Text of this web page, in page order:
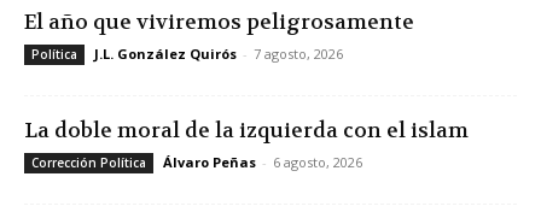
El año que viviremos peligrosamente
Política J.L. González Quirós - 7 agosto, 2026
La doble moral de la izquierda con el islam
Corrección Política Álvaro Peñas - 6 agosto, 2026